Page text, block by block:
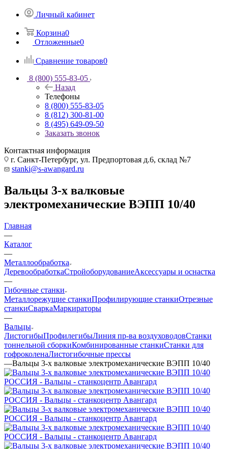
Личный кабинет
Корзина0
Отложенные0
Сравнение товаров0
8 (800) 555-83-05
Назад
Телефоны
8 (800) 555-83-05
8 (812) 300-81-00
8 (495) 649-09-50
Заказать звонок
Контактная информация
г. Санкт-Петербург, ул. Предпортовая д.6, склад №7
stanki@s-awangard.ru
Вальцы 3-х валковые
электромеханические ВЭПП 10/40
Главная
—
Каталог
—
Металлообработка
ДеревообработкаСтройоборудованиеАксeccyapы и оснастка
—
Гибочные станки
Металлорежущие станкиПрофилирующие станкиОтрезные
станкиСваркаМаркираторы
—
Вальцы
ЛистогибыПрофилегибыЛиния пр-ва воздуховодовСтанки
тоннельной сборкиКомбинированные станкиСтанки для
гофроколенаЛистогибочные прессы
—Вальцы 3-х валковые электромеханические ВЭПП 10/40